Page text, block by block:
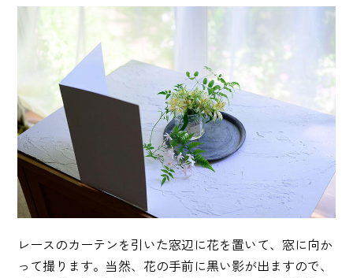
レースのカーテンを引いた窓辺に花を置いて、窓に向か
って撮ります。当然、花の手前に黒い影が出ますので、